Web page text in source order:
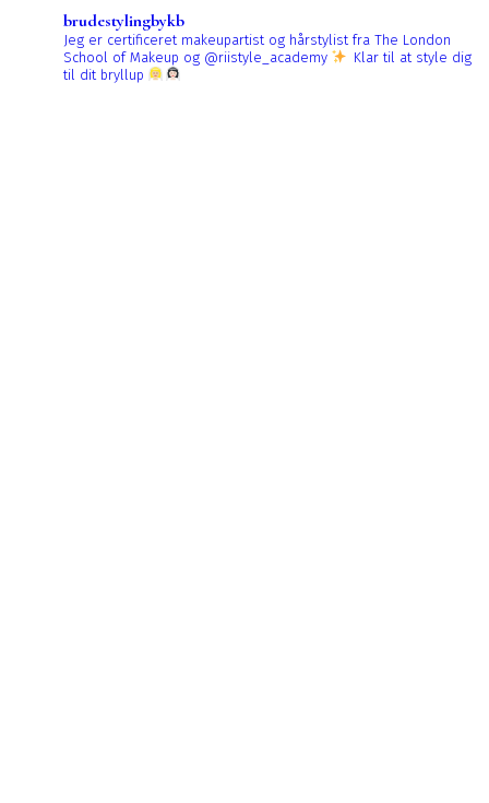
brudestylingbykb
Jeg er certificeret makeupartist og hårstylist fra The London
School of Makeup og @riistyle_academy
Klar til at style dig
til dit bryllup